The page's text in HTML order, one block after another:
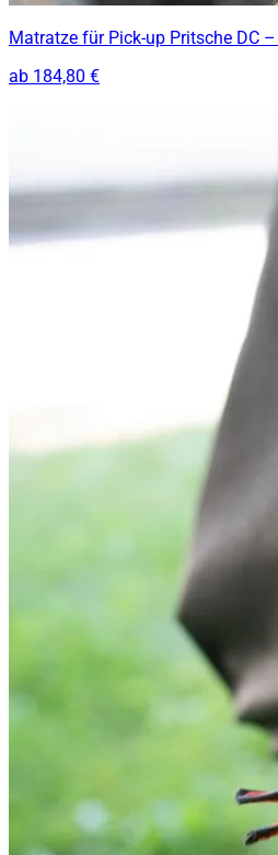
Matratze für Pick-up Pritsche DC
ab 184,80 €